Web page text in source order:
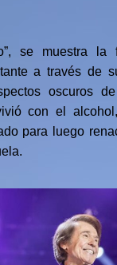
se muestra
a través de
oscuros
con el
para luego